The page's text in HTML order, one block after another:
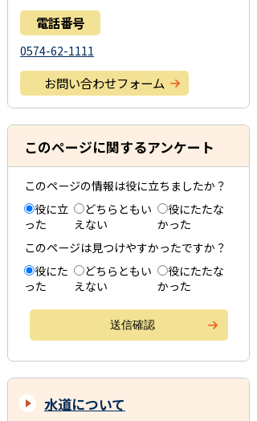
電話番号
0574-62-1111
お問い合わせフォーム
このページに関するアンケート
このページの情報は役に立ちましたか？
役に立
った
どちらともい
えない
役にたたな
かった
このページは見つけやすかったですか？
役にた
った
どちらともい
えない
役にたたな
かった
水道について